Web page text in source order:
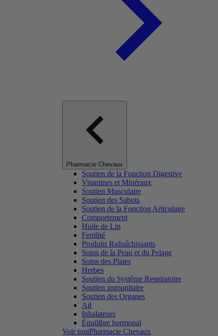
Pharmacie Chevaux
Soutien de la Fonction Digestive
Vitamines et Minéraux
Soutien Musculaire
Soutien des Sabots
Soutien de la Fonction Articulaire
Comportement
Huile de Lin
Fertilité
Produits Rafraîchissants
Soins de la Peau et du Pelage
Soins des Plaies
Herbes
Soutien du Système Respiratoire
Soutien immunitaire
Soutien des Organes
Ail
Inhalateurs
Équilibre hormonal
Voir toutPharmacie Chevaux